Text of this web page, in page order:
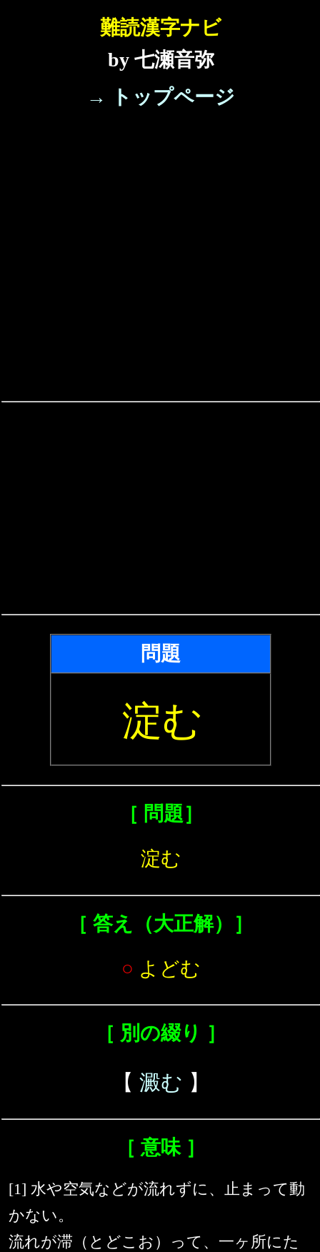
難読漢字ナビ
by 七瀬音弥
→ トップページ
問題
淀む
［ 問題］
淀む
［ 答え（大正解）］
○ よどむ
［ 別の綴り ］
【 澱む 】
［ 意味 ］
[1] 水や空気などが流れずに、止まって動
かない。
流れが滞（とどこお）って、一ヶ所にた